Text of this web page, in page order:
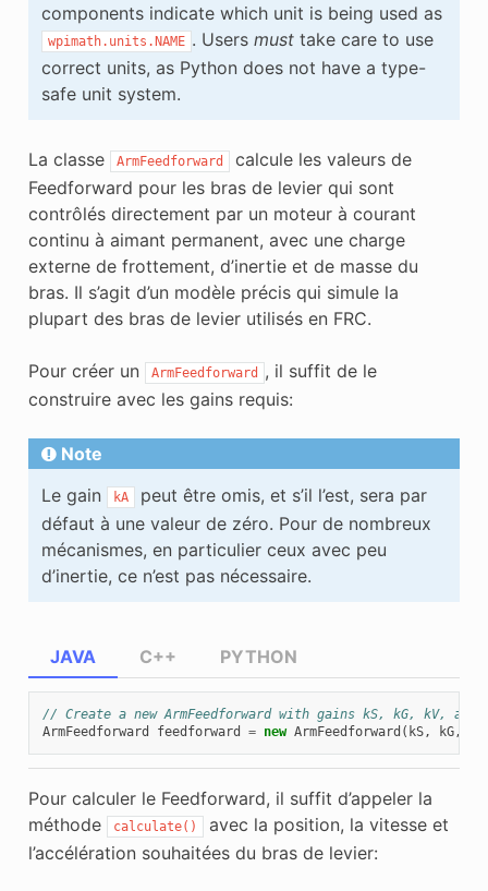
components indicate which unit is being used as
wpimath.units.NAME . Users musttake care to use
correct units, as Python does not have a type-
safe unit system.
La classe ArmFeedforward
calcule les valeurs de
Feedforward pour les bras de levier qui sont
contrôlés directement par un moteur à courant
continu à aimant permanent, avec une charge
externe de frottement, d’inertie et de masse du
bras. Il s’agit d’un modèle précis qui simule la
plupart des bras de levier utilisés en FRC.
Pour créer un ArmFeedforward
, il suffit de le
construire avec les gains requis:
Note
Le gain
kA
peut être omis, et s’il l’est, sera par
défaut à une valeur de zéro. Pour de nombreux
mécanismes, en particulier ceux avec peu
d’inertie, ce n’est pas nécessaire.
JAVA
// Create a new ArmFeedforward with gains kS, kG, kV, and
ArmFeedforward
feedforward = new ArmFeedforward ( kS, kG,
C++ PYTHON
Pour calculer le Feedforward, il suffit d’appeler la
méthode
calculate()
avec la position, la vitesse et
l’accélération souhaitées du bras de levier: